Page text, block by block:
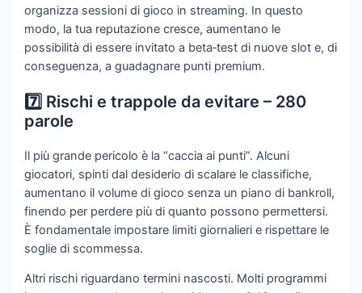
organizza sessioni di gioco in streaming. In questo
modo, la tua reputazione cresce, aumentano le
possibilità di essere invitato a beta‑test di nuove slot e, di
conseguenza, a guadagnare punti premium.
7️⃣ Rischi e trappole da evitare – 280
parole
Il più grande pericolo è la “caccia ai punti”. Alcuni
giocatori, spinti dal desiderio di scalare le classifiche,
aumentano il volume di gioco senza un piano di bankroll,
finendo per perdere più di quanto possono permettersi.
È fondamentale impostare limiti giornalieri e rispettare le
soglie di scommessa.
Altri rischi riguardano termini nascosti. Molti programmi